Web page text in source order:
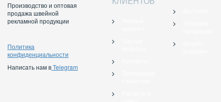
Производство и оптовая
продажа швейной
рекламной продукции
Политика
конфиденциальности
Написать нам вTelegram